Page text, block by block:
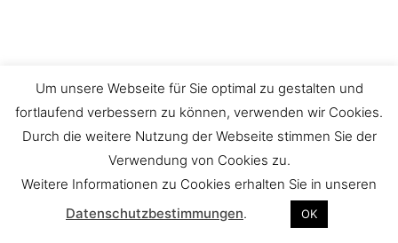
Um unsere Webseite für Sie optimal zu gestalten und
fortlaufend verbessern zu können, verwenden wir Cookies.
Durch die weitere Nutzung der Webseite stimmen Sie der
Verwendung von Cookies zu.
Weitere Informationen zu Cookies erhalten Sie in unseren
Datenschutzbestimmungen. OK